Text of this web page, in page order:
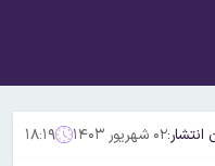
انتشار:۰۲ شهریور ۱۴۰۳ ۱۸:۱۹